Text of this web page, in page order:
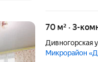
70 м² · 3-
Дивногорская
Микрорайон